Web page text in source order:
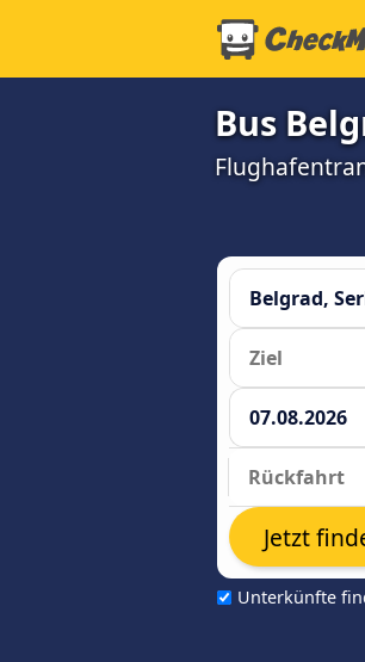
Bus
Unterkünfte
Jetzt